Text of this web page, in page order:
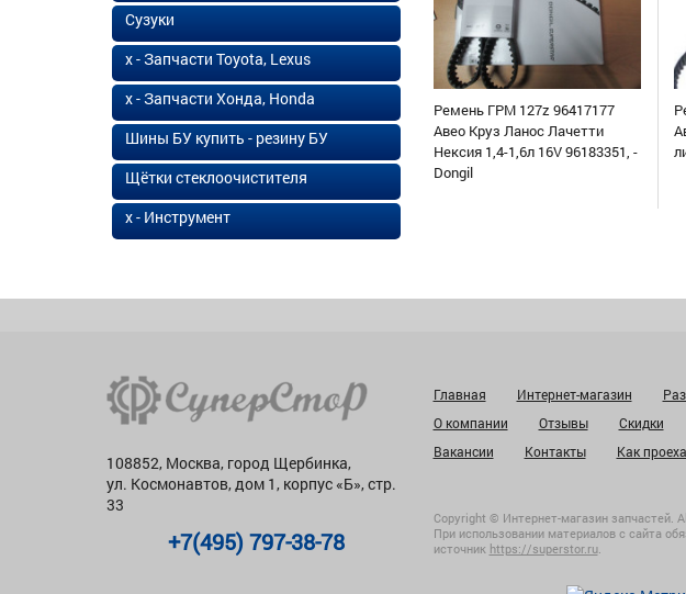
Ремень ГРМ 127z 96417177
Авео Круз Ланос Лачетти
Нексия 1,4-1,6л 16V 96183351, -
Dongil
Сузуки
х - Запчасти Toyota, Lexus
х - Запчасти Хонда, Honda
Шины БУ купить - резину БУ
Щётки стеклоочистителя
х - Инструмент
108852, Москва, город Щербинка,
ул. Космонавтов, дом 1, корпус «Б», стр.
33
+7(495) 797-38-78
Главная Интернет-магазин
О компании
Отзывы Скидки
Вакансии
Контакты Как
Copyright © Интернет-магазин запчастей.
При использовании материалов с сайта
источник https://superstor.ru.